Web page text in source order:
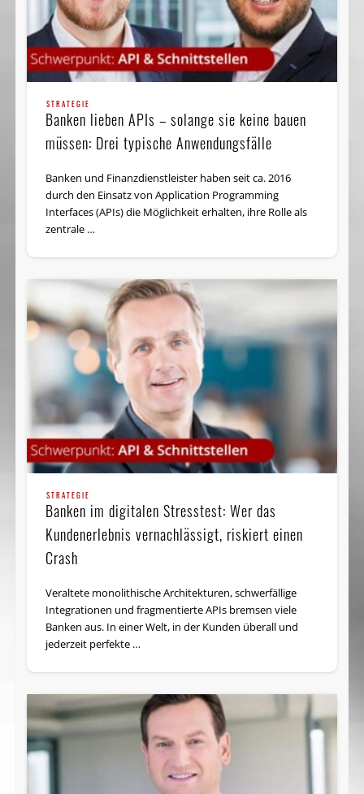
STRATEGIE
Banken lieben APIs – solange sie keine bauen
müssen: Drei typische Anwendungsfälle
Banken und Finanzdienstleister haben seit ca. 2016
durch den Einsatz von Application Programming
Interfaces (APIs) die Möglichkeit erhalten, ihre Rolle als
zentrale …
STRATEGIE
Banken im digitalen Stresstest: Wer das
Kundenerlebnis vernachlässigt, riskiert einen
Crash
Veraltete monolithische Architekturen, schwerfällige
Integrationen und fragmentierte APIs bremsen viele
Banken aus. In einer Welt, in der Kunden überall und
jederzeit perfekte …